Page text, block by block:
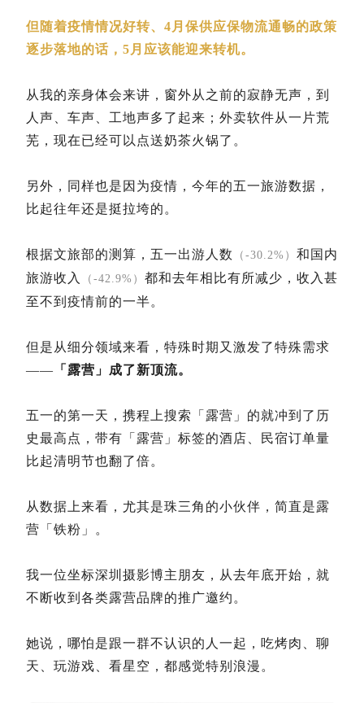
但随着疫情情况好转、4月保供应保物流通畅的政策
逐步落地的话，5月应该能迎来转机。
从我的亲身体会来讲，窗外从之前的寂静无声，到
人声、车声、工地声多了起来；外卖软件从一片荒
芜，现在已经可以点送奶茶火锅了。
另外，同样也是因为疫情，今年的五一旅游数据，
比起往年还是挺拉垮的。
根据文旅部的测算，五一出游人数 （-30.2%） 和国内
旅游收入
（-42.9%） 都和去年相比有所减少，收入甚
至不到疫情前的一半。
但是从细分领域来看，特殊时期又激发了特殊需求
—— 「露营」成了新顶流。
五一的第一天，携程上搜索「露营」的就冲到了历
史最高点，带有「露营」标签的酒店、民宿订单量
比起清明节也翻了倍。
从数据上来看，尤其是珠三角的小伙伴，简直是露
营「铁粉」。
我一位坐标深圳摄影博主朋友，从去年底开始，就
不断收到各类露营品牌的推广邀约。
她说，哪怕是跟一群不认识的人一起，吃烤肉、聊
天、玩游戏、看星空，都感觉特别浪漫。